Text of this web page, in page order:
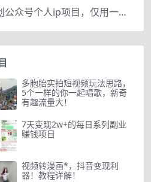
网创公众号个人ip项目，仅用一篇文章做到全网引流！
多胞胎实拍短视频玩法思路，
5个一样的你一起唱歌，新奇
有趣流量大！
7天变现2w+的每日系列副业
赚钱项目
视频转漫画*，抖音变现利
器！教程详解！